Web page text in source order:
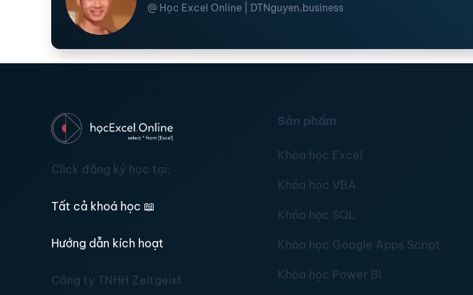
@ Học Excel Online | DTNguyen.business
Click đăng ký học tại:
Tất cả khoá học 📖
Hướng dẫn kích hoạt
Công ty TNHH Zeitgeist
Sản phẩm
Khóa học Excel
Khóa học VBA
Khóa học SQL
Khóa học Google Apps Script
Khóa học Power BI